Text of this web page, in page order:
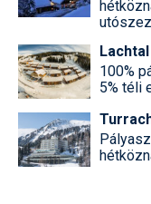
Lachtal
100%
5% téli